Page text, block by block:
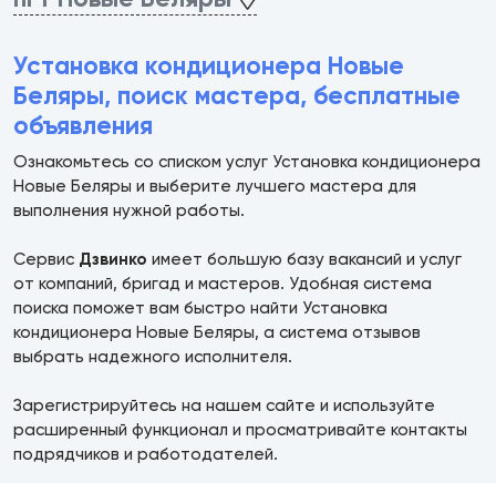
Установка кондиционера Новые
Беляры, поиск мастера, бесплатные
объявления
Ознакомьтесь со списком услуг Установка кондиционера
Новые Беляры и выберите лучшего мастера для
выполнения нужной работы.
Сервис Дзвинко имеет большую базу вакансий и услуг
от компаний, бригад и мастеров. Удобная система
поиска поможет вам быстро найти Установка
кондиционера Новые Беляры, а система отзывов
выбрать надежного исполнителя.
Зарегистрируйтесь на нашем сайте и используйте
расширенный функционал и просматривайте контакты
подрядчиков и работодателей.